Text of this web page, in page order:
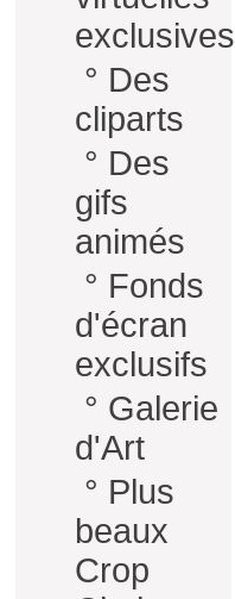
exclusives
° Des
cliparts
° Des
gifs
animés
° Fonds
d'écran
exclusifs
° Galerie
d'Art
° Plus
beaux
Crop